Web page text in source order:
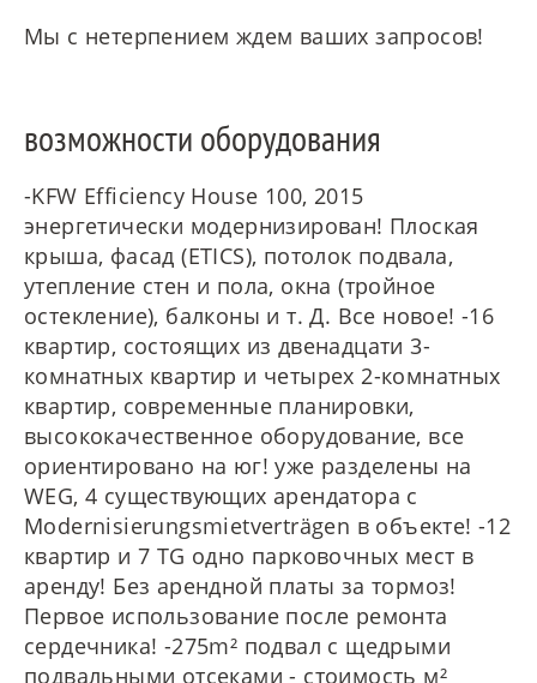
Мы с нетерпением ждем ваших запросов!
возможности оборудования
-KFW Efficiency House 100, 2015
энергетически модернизирован! Плоская
крыша, фасад (ETICS), потолок подвала,
утепление стен и пола, окна (тройное
остекление), балконы и т. Д. Все новое! -16
квартир, состоящих из двенадцати 3-
комнатных квартир и четырех 2-комнатных
квартир, современные планировки,
высококачественное оборудование, все
ориентировано на юг! уже разделены на
WEG, 4 существующих арендатора с
Modernisierungsmietverträgen в объекте! -12
квартир и 7 TG одно парковочных мест в
аренду! Без арендной платы за тормоз!
Первое использование после ремонта
сердечника! -275m² подвал с щедрыми
подвальными отсеками - стоимость м²